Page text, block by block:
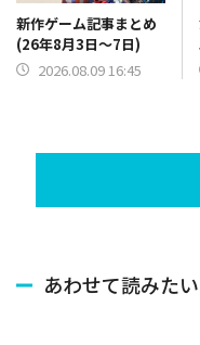
新作ゲーム記事まとめ
(26年8月3日～7日)
2026.08.09 16:45
あわせて読みたい